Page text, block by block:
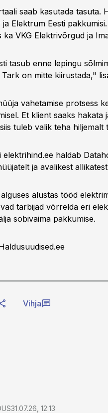
saab kasutada tasuta.
ja Elektrum Eesti
ka VKG Elektrivõrgud ja
tasub enne lepingu
Tark on mitte kiirustada,"
vahetamise protsess
Et klient saaks hakata
tuleb valik teha hiljemalt
elektrihind.ee haldab
ja avalikest
alustas tööd
tarbijad võrrelda eri
sobivaima pakkumise.
Vihja
31.07.26, 12:13